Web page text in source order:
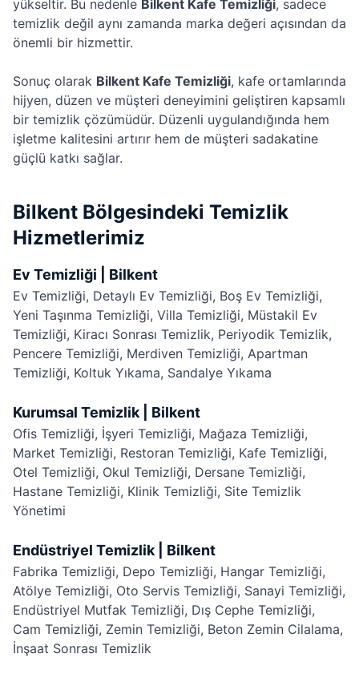
yükseltir. Bu nedenle Bilkent Kafe Temizliği, sadece
temizlik değil aynı zamanda marka değeri açısından da
önemli bir hizmettir.
Sonuç olarak Bilkent Kafe Temizliği, kafe ortamlarında
hijyen, düzen ve müşteri deneyimini geliştiren kapsamlı
bir temizlik çözümüdür. Düzenli uygulandığında hem
işletme kalitesini artırır hem de müşteri sadakatine
güçlü katkı sağlar.
Bilkent Bölgesindeki Temizlik
Hizmetlerimiz
Ev Temizliği | Bilkent
Ev Temizliği, Detaylı Ev Temizliği, Boş Ev Temizliği,
Yeni Taşınma Temizliği, Villa Temizliği, Müstakil Ev
Temizliği, Kiracı Sonrası Temizlik, Periyodik Temizlik,
Pencere Temizliği, Merdiven Temizliği, Apartman
Temizliği, Koltuk Yıkama, Sandalye Yıkama
Kurumsal Temizlik | Bilkent
Ofis Temizliği, İşyeri Temizliği, Mağaza Temizliği,
Market Temizliği, Restoran Temizliği, Kafe Temizliği,
Otel Temizliği, Okul Temizliği, Dersane Temizliği,
Hastane Temizliği, Klinik Temizliği, Site Temizlik
Yönetimi
Endüstriyel Temizlik | Bilkent
Fabrika Temizliği, Depo Temizliği, Hangar Temizliği,
Atölye Temizliği, Oto Servis Temizliği, Sanayi Temizliği,
Endüstriyel Mutfak Temizliği, Dış Cephe Temizliği,
Cam Temizliği, Zemin Temizliği, Beton Zemin Cilalama,
İnşaat Sonrası Temizlik